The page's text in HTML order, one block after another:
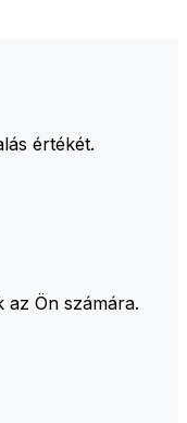
értékét.
az Ön számára.